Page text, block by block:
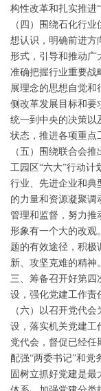
构性改革和扎实推进
（四）围绕石化行
想认识，明确前进方
形式，引导和推动广
准确把握行业重要战
展理念的思想自觉和
侧改革发展目标和要
统一到中央的决策以
状态，推进各项重点
（五）围绕联合会
工园区“六大”行动计
行业、先进企业和典
的力量和资源凝聚调
管理和监督，努力推
形象有一个大的改观
题的有效途径，积极
新、攻坚克难的精神。
三、筹备召开好第四
设，强化党建工作责
（六）以召开党代
设，落实机关党建工
党代会，督促已经任
配强“两委书记”和
固树立抓好党建是最